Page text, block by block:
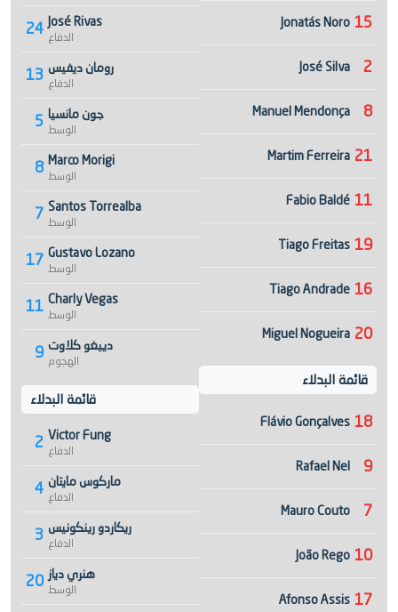
24 José Rivas
الدفاع
13 رومان ديفيس
الدفاع
5 جون مانسيا
الوسط
8 Marco Morigi
الوسط
7 Santos Torrealba
الوسط
17 Gustavo Lozano
الوسط
11 Charly Vegas
الوسط
9 دييغو كلاوت
الهجوم
قائمة البدلاء
2 Victor Fung
الدفاع
4 ماركوس مايتان
الدفاع
3 ريكاردو رينكونيس
الدفاع
20 هنري دياز
الوسط
15
Jonatás Noro
2
José Silva
8
Manuel Mendonça
21
Martim Ferreira
11
Fabio Baldé
19
Tiago Freitas
16
Tiago Andrade
20
Miguel Nogueira
قائمة البدلاء
18
Flávio Gonçalves
9
Rafael Nel
7
Mauro Couto
10
João Rego
17
Afonso Assis